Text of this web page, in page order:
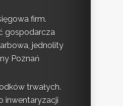
firm.
gospodarcza
jednolity
Poznań
trwałych.
inwentaryzacji